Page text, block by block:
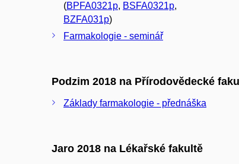
(BPFA0321p, BSFA0321p,
BZFA031p)
Farmakologie - seminář
Podzim 2018 na Přírodovědecké
Základy farmakologie - přednáška
Jaro 2018 na Lékařské fakultě